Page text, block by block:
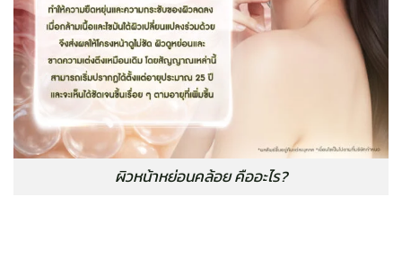
ผิวหน้าหย่อนคล้อย คืออะไร?